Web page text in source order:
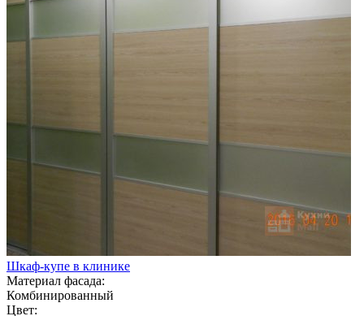
Шкаф-купе в клинике
Материал фасада:
Комбинированный
Цвет: